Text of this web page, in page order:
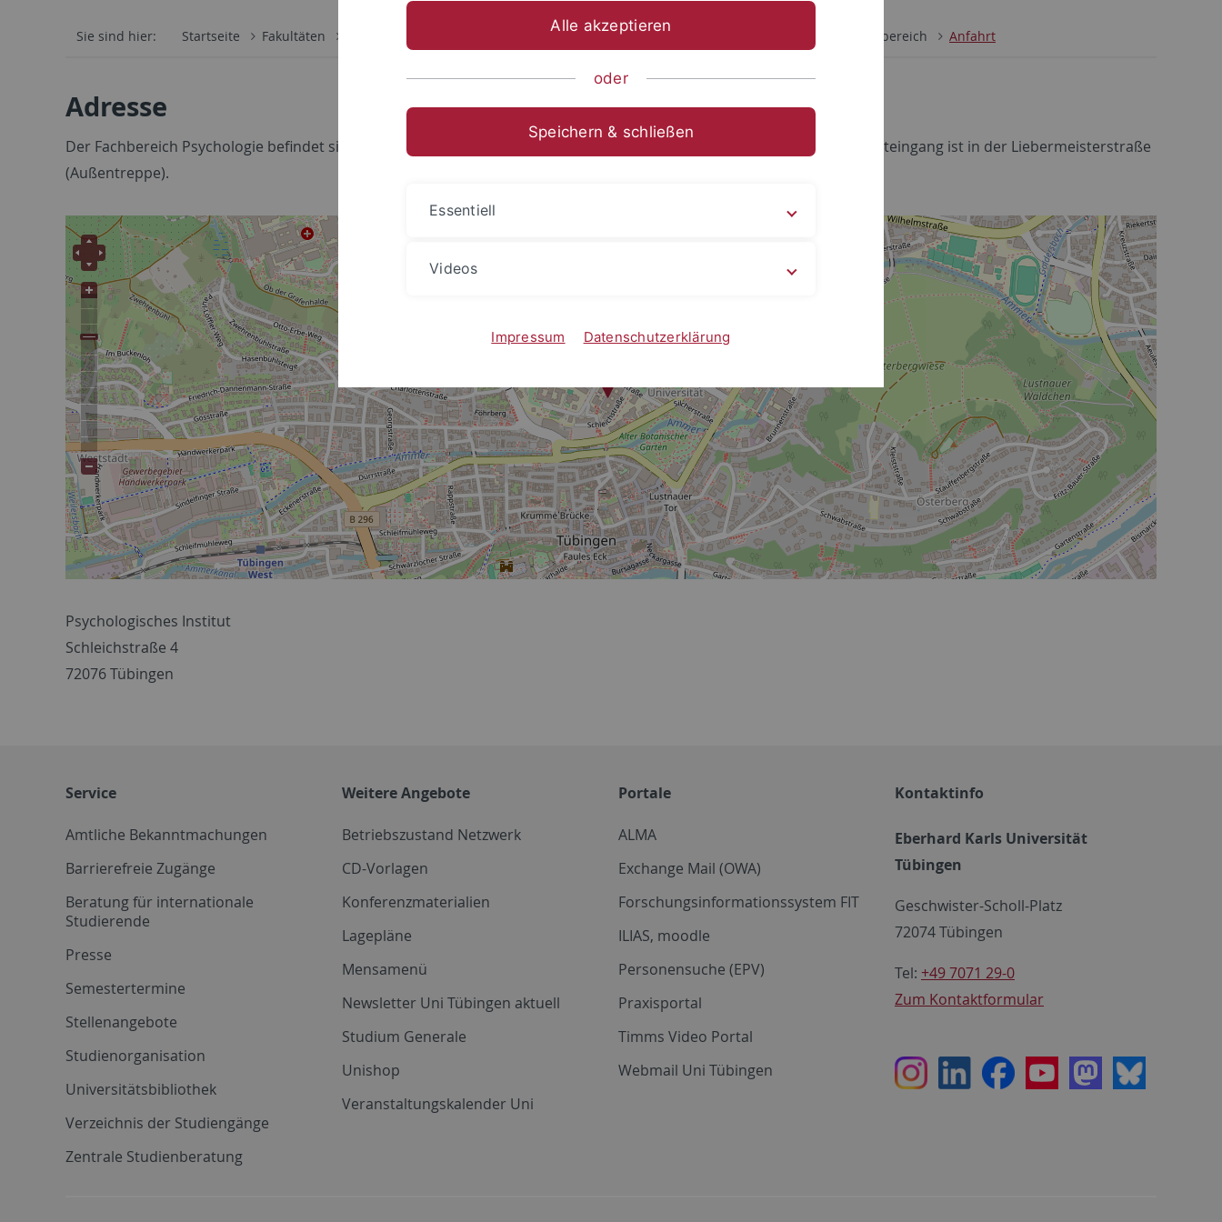
Sie sind hier: Startseite Fakultäten Mathematisch-Naturwissenschaftliche Fakultät Fachbereiche Fachbereich Anfahrt
Adresse
Der Fachbereich Psychologie befindet sich in der "Alten Frauenklinik" in der Schleichstraße 4, 72076 Tübingen. Der Haupteingang ist in der Liebermeisterstraße
(Außentreppe).
Psychologisches Institut
Schleichstraße 4
72076 Tübingen
Service
Amtliche Bekanntmachungen
Barrierefreie Zugänge
Beratung für internationale
Studierende
Presse
Semestertermine
Stellenangebote
Studienorganisation
Universitätsbibliothek
Verzeichnis der Studiengänge
Zentrale Studienberatung
Weitere Angebote
Betriebszustand Netzwerk
CD-Vorlagen
Konferenzmaterialien
Lagepläne
Mensamenü
Newsletter Uni Tübingen aktuell
Studium Generale
Unishop
Veranstaltungskalender Uni
Portale
ALMA
Exchange Mail (OWA)
Forschungsinformationssystem FIT
ILIAS, moodle
Personensuche (EPV)
Praxisportal
Timms Video Portal
Webmail Uni Tübingen
Kontaktinfo
Eberhard Karls Universität
Tübingen
Geschwister-Scholl-Platz
72074 Tübingen
Tel: +49 7071 29-0
Zum Kontaktformular
InstagramLinkedInFacebookYoutubeMastodon
Bluesky
Alle akzeptieren
oder
Speichern & schließen
Essentiell
Videos
Impressum Datenschutzerklärung